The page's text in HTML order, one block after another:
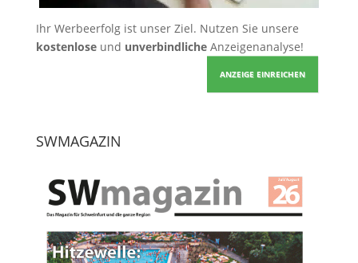
Ihr Werbeerfolg ist unser Ziel. Nutzen Sie unsere
kostenloseund unverbindlicheAnzeigenanalyse!
ANZEIGE EINREICHEN
SWMAGAZIN